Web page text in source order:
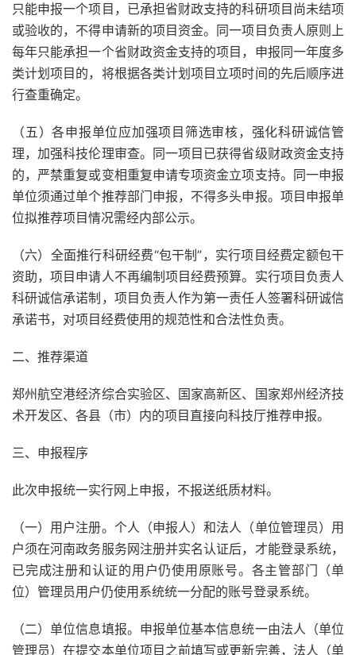
只能申报一个项目，已承担省财政支持的科研项目尚未结项
或验收的，不得申请新的项目资金。同一项目负责人原则上
每年只能承担一个省财政资金支持的项目，申报同一年度多
类计划项目的，将根据各类计划项目立项时间的先后顺序进
行查重确定。
（五）各申报单位应加强项目筛选审核，强化科研诚信管
理，加强科技伦理审查。同一项目已获得省级财政资金支持
的，严禁重复或变相重复申请专项资金立项支持。同一申报
单位须通过单个推荐部门申报，不得多头申报。项目申报单
位拟推荐项目情况需经内部公示。
（六）全面推行科研经费“包干制”，实行项目经费定额包干
资助，项目申请人不再编制项目经费预算。实行项目负责人
科研诚信承诺制，项目负责人作为第一责任人签署科研诚信
承诺书，对项目经费使用的规范性和合法性负责。
二、推荐渠道
郑州航空港经济综合实验区、国家高新区、国家郑州经济技
术开发区、各县（市）内的项目直接向科技厅推荐申报。
三、申报程序
此次申报统一实行网上申报，不报送纸质材料。
（一）用户注册。个人（申报人）和法人（单位管理员）用
户须在河南政务服务网注册并实名认证后，才能登录系统，
已完成注册和认证的用户仍使用原账号。各主管部门（单
位）管理员用户仍使用系统统一分配的账号登录系统。
（二）单位信息填报。申报单位基本信息统一由法人（单位
管理员）在提交本单位项目之前填写或更新完善，法人（单